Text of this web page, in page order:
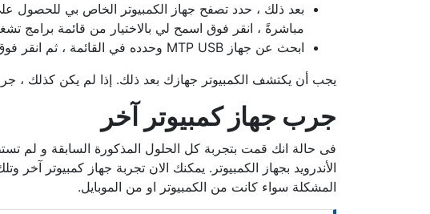
بعد ذلك ، حدد تصفح جهاز الكمبيوتر الخاص بي للحصول
مباشرةً ، انقر فوق اسمح لي بالاختيار من قائمة برامج
ابحث عن جهاز MTP USB وحدده في القائمة ، ثم انقر فوق
يجب أن يكتشف الكمبيوتر جهازك بعد ذلك. إذا لم يكن كذلك ،
جرب جهاز كمبيوتر آخر
فى حالة انك قمت بتجربة كل الحلول المذكورة السابقة و لم
الأندرويد بجهاز الكمبيوتر. يمكنك الان تجربة جهاز كمبيوتر
المشكلة سواء كانت من الكمبيوتر او من الموبايل.